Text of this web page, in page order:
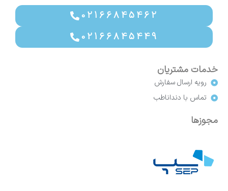
02166845462
02166845449
خدمات مشتریان
رویه ارسال سفارش
تماس با دنداناطب
مجوزها